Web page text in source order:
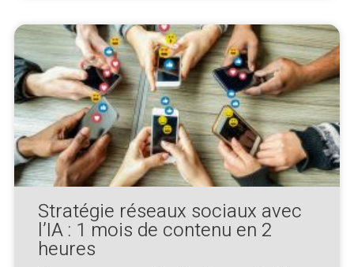
Stratégie réseaux sociaux avec
l’IA : 1 mois de contenu en 2
heures